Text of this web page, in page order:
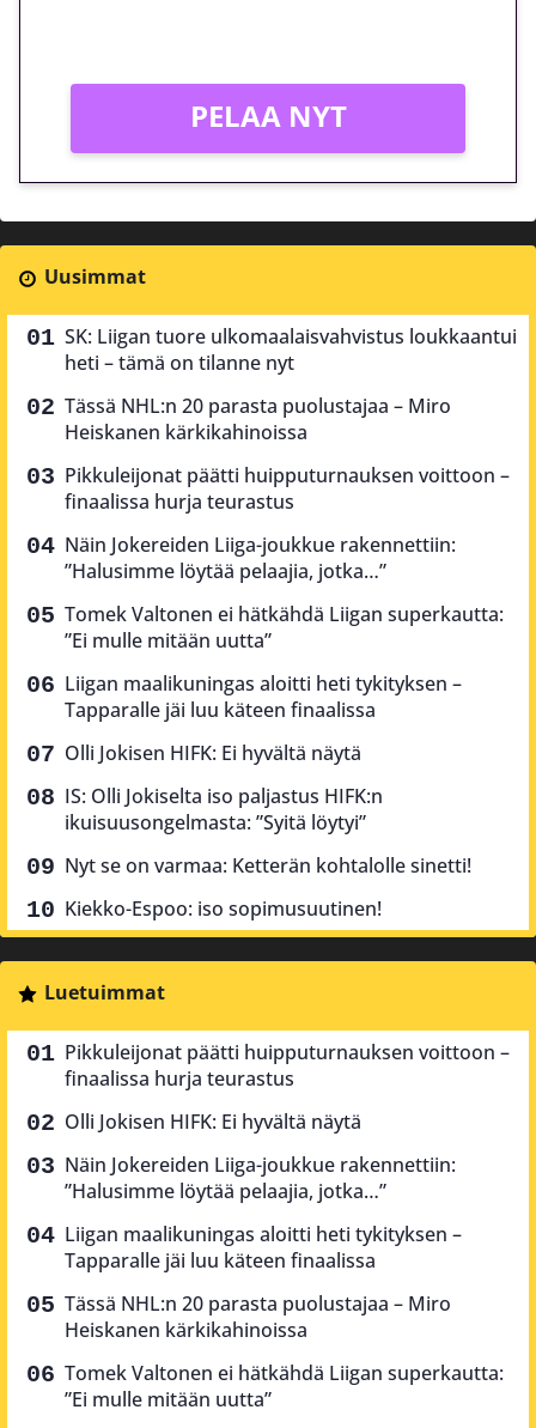
PELAA NYT
Uusimmat
SK: Liigan tuore ulkomaalaisvahvistus loukkaantui
heti – tämä on tilanne nyt
Tässä NHL:n 20 parasta puolustajaa – Miro
Heiskanen kärkikahinoissa
Pikkuleijonat päätti huipputurnauksen voittoon –
finaalissa hurja teurastus
Näin Jokereiden Liiga-joukkue rakennettiin:
”Halusimme löytää pelaajia, jotka…”
Tomek Valtonen ei hätkähdä Liigan superkautta:
”Ei mulle mitään uutta”
Liigan maalikuningas aloitti heti tykityksen –
Tapparalle jäi luu käteen finaalissa
Olli Jokisen HIFK: Ei hyvältä näytä
IS: Olli Jokiselta iso paljastus HIFK:n
ikuisuusongelmasta: ”Syitä löytyi”
Nyt se on varmaa: Ketterän kohtalolle sinetti!
Kiekko-Espoo: iso sopimusuutinen!
Luetuimmat
Pikkuleijonat päätti huipputurnauksen voittoon –
finaalissa hurja teurastus
Olli Jokisen HIFK: Ei hyvältä näytä
Näin Jokereiden Liiga-joukkue rakennettiin:
”Halusimme löytää pelaajia, jotka…”
Liigan maalikuningas aloitti heti tykityksen –
Tapparalle jäi luu käteen finaalissa
Tässä NHL:n 20 parasta puolustajaa – Miro
Heiskanen kärkikahinoissa
Tomek Valtonen ei hätkähdä Liigan superkautta:
”Ei mulle mitään uutta”